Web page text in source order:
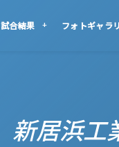
試合結果 フォトギャラ
新居浜工